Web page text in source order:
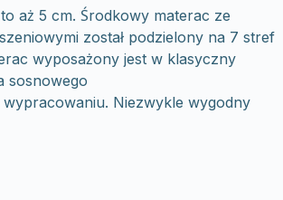
aż 5 cm. Środkowy materac ze
został podzielony na 7 stref
wyposażony jest w klasyczny
sosnowego
Niezwykle wygodny